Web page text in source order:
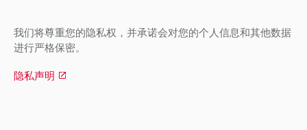
我们将尊重您的隐私权，并承诺会对您的个人信息和其他数据
进行严格保密。
隐私声明